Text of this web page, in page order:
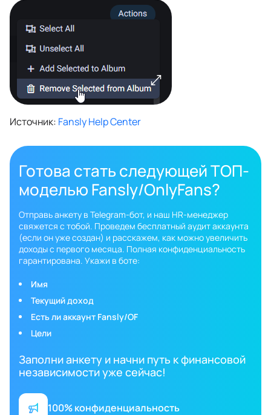
Источник: Fansly Help Center
Готова стать следующей ТОП-
моделью Fansly/OnlyFans?
Отправь анкету в Telegram-бот, и наш HR-менеджер
свяжется с тобой. Проведем бесплатный аудит аккаунта
(если он уже создан) и расскажем, как можно увеличить
доходы с первого месяца. Полная конфиденциальность
гарантирована. Укажи в боте:
Имя
Текущий доход
Есть ли аккаунт Fansly/OF
Цели
Заполни анкету и начни путь к финансовой
независимости уже сейчас!
100% конфиденциальность